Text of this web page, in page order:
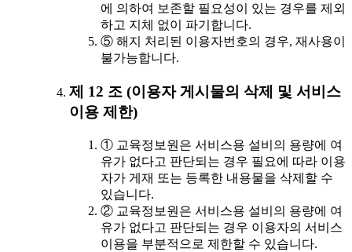
에 의하여 보존할 필요성이 있는 경우를 제외
하고 지체 없이 파기합니다.
⑤ 해지 처리된 이용자번호의 경우, 재사용이
불가능합니다.
제 12 조 (이용자 게시물의 삭제 및 서비스
이용 제한)
① 교육정보원은 서비스용 설비의 용량에 여
유가 없다고 판단되는 경우 필요에 따라 이용
자가 게재 또는 등록한 내용물을 삭제할 수
있습니다.
② 교육정보원은 서비스용 설비의 용량에 여
유가 없다고 판단되는 경우 이용자의 서비스
이용을 부분적으로 제한할 수 있습니다.